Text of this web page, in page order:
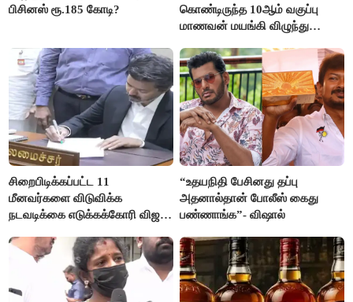
பிசினஸ் ரூ.185 கோடி?
கொண்டிருந்த 10ஆம் வகுப்பு
மாணவன் மயங்கி விழுந்து
சிறைபிடிக்கப்பட்ட 11
மீனவர்களை விடுவிக்க
நடவடிக்கை எடுக்கக்கோரி விஜய்
“உதயநிதி பேசினது தப்பு
அதனால்தான் போலீஸ் கைது
பண்ணாங்க”- விஷால்